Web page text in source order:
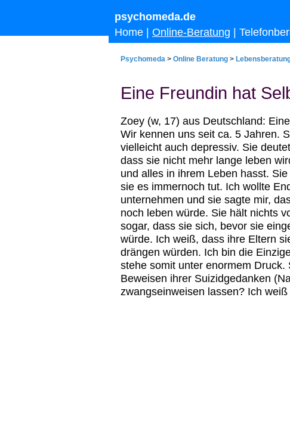
psychomeda.de
Home
Online-Beratung
Psychomeda > Online Beratung >
Eine Freundin hat
Zoey (w, 17) aus Deutschland:
Wir kennen uns seit ca. 5 Jahren.
vielleicht auch depressiv. Sie
dass sie nicht mehr lange leben
und alles in ihrem Leben hasst.
sie es immernoch tut. Ich wollte
unternehmen und sie sagte mir,
noch leben würde. Sie hält nichts
sogar, dass sie sich, bevor sie
würde. Ich weiß, dass ihre Eltern
drängen würden. Ich bin die
stehe somit unter enormem
Beweisen ihrer Suizidgedanken
zwangseinweisen lassen? Ich weiß